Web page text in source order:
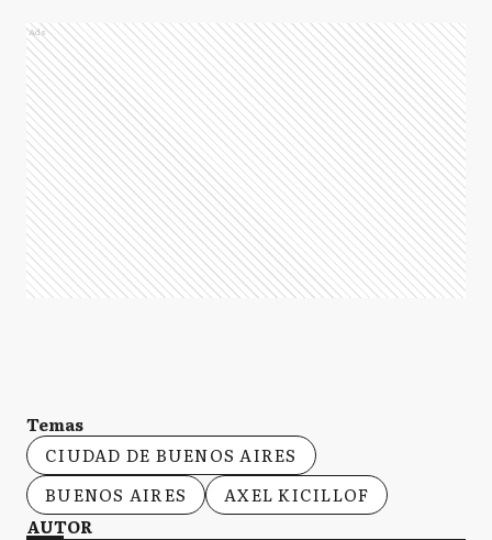
Ads
Temas
CIUDAD DE BUENOS AIRES
BUENOS AIRES
AXEL KICILLOF
AUTOR